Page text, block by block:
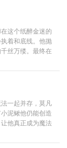
这个纸醉金迷的
着和底线。他抛
丝万缕。最终在
一起并存，莫凡
泥鳅他仍能创造
他真正成为魔法